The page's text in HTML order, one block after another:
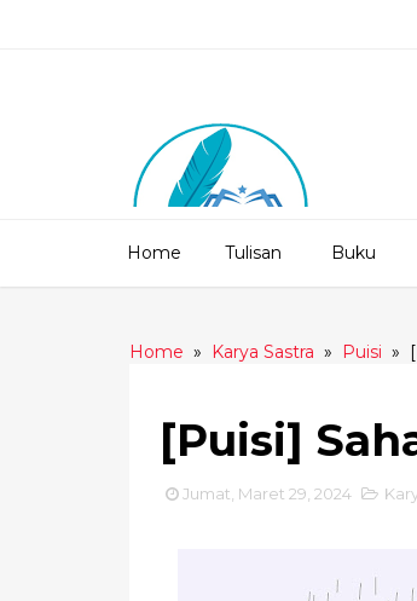
Home Tulisan Buku
Home » Karya Sastra » Puisi »
[Puisi]
Jumat, Maret 29, 2024